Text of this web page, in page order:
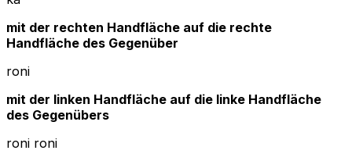
mit der rechten Handfläche auf die rechte
Handfläche des Gegenüber
roni
mit der linken Handfläche auf die linke Handfläche
des Gegenübers
roni roni